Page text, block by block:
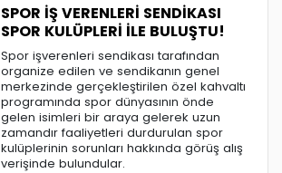
SPOR İŞ VERENLERİ SENDİKASI
SPOR KULÜPLERİ İLE BULUŞTU!
Spor işverenleri sendikası tarafından
organize edilen ve sendikanın genel
merkezinde gerçekleştirilen özel kahvaltı
programında spor dünyasının önde
gelen isimleri bir araya gelerek uzun
zamandır faaliyetleri durdurulan spor
kulüplerinin sorunları hakkında görüş alış
verişinde bulundular.